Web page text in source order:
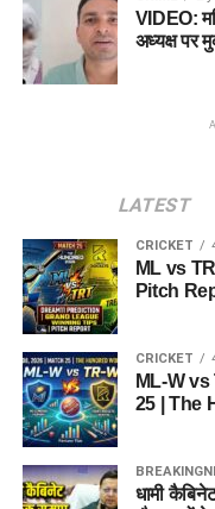
VIDEO:
अध्यक्ष पर
LATEST
CRICKET
ML vs
Pitch
CRICKET
ML-W
25 | The
धामी